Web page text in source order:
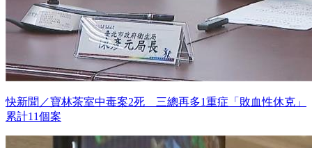
快新聞／寶林茶室中毒案2死 三總再多1重症「敗血性休克」
累計11個案